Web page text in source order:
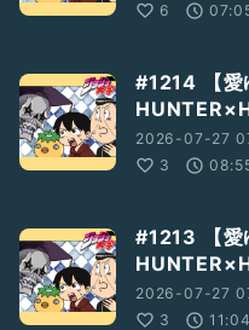
6
#1214 【愛
2026-07-27
3
#1213 【愛
2026-07-27
3
11:04